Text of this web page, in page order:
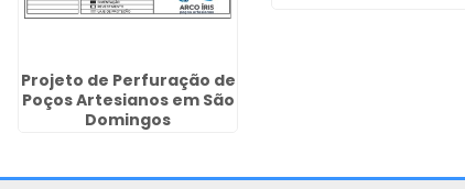
Projeto de Perfuração de
Poços Artesianos em São
Domingos